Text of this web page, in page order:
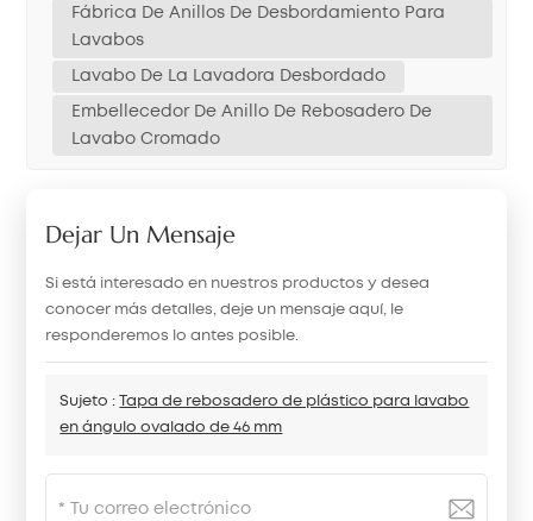
Fábrica De Anillos De Desbordamiento Para
Lavabos
Lavabo De La Lavadora Desbordado
Embellecedor De Anillo De Rebosadero De
Lavabo Cromado
Dejar Un Mensaje
Si está interesado en nuestros productos y desea
conocer más detalles, deje un mensaje aquí, le
responderemos lo antes posible.
Sujeto :
Tapa de rebosadero de plástico para lavabo
en ángulo ovalado de 46 mm